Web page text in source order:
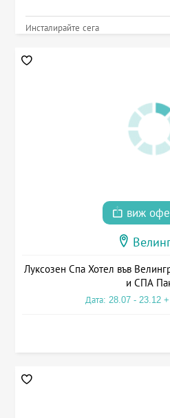
Инсталирайте сега
виж
Луксозен Спа Хотел във
и СПА
Дата: 28.07 - 23.12